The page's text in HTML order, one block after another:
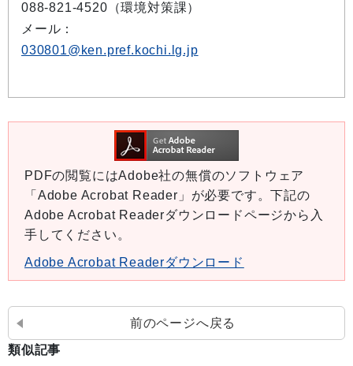
088-821-4520（環境対策課）
メール：
030801@ken.pref.kochi.lg.jp
PDFの閲覧にはAdobe社の無償のソフトウェア
「Adobe Acrobat Reader」が必要です。下記の
Adobe Acrobat Readerダウンロードページから入
手してください。
Adobe Acrobat Readerダウンロード
前のページへ戻る
類似記事